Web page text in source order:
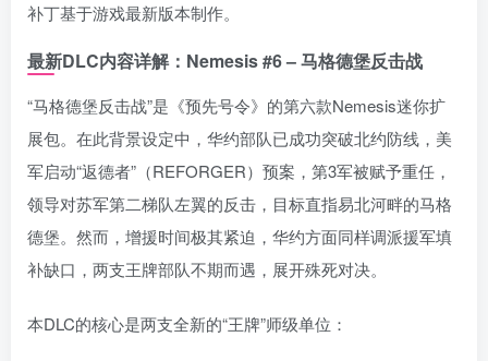
热度 1676热度 863热度
补丁基于游戏最新版本制作。
最新DLC内容详解：Nemesis #6 – 马格德堡反击战
“马格德堡反击战”是《预先号令》的第六款Nemesis迷你扩
展包。在此背景设定中，华约部队已成功突破北约防线，美
军启动“返德者”（REFORGER）预案，第3军被赋予重任，
领导对苏军第二梯队左翼的反击，目标直指易北河畔的马格
德堡。然而，增援时间极其紧迫，华约方面同样调派援军填
补缺口，两支王牌部队不期而遇，展开殊死对决。
本DLC的核心是两支全新的“王牌”师级单位：